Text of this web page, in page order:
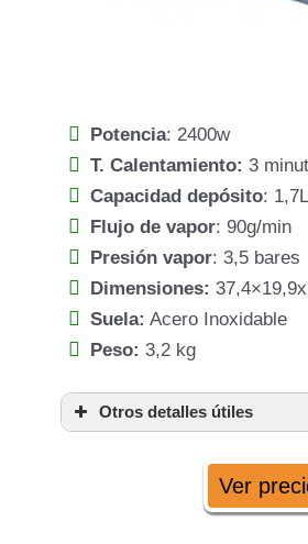
Potencia: 2400w
T. Calentamiento: 3
Capacidad depósito: 1,7L
Flujo de vapor: 90g/min
Presión vapor: 3,5 bares
Dimensiones:
Suela: Acero Inoxidable
Peso: 3,2 kg
Otros detalles útiles
inoxidable
Ver